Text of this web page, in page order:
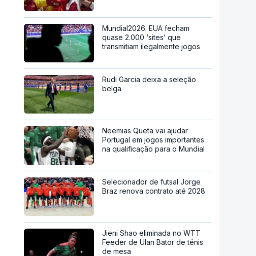
Mundial2026. EUA fecham
quase 2.000 ‘sites’ que
transmitiam ilegalmente jogos
Rudi Garcia deixa a seleção
belga
Neemias Queta vai ajudar
Portugal em jogos importantes
na qualificação para o Mundial
Selecionador de futsal Jorge
Braz renova contrato até 2028
Jieni Shao eliminada no WTT
Feeder de Ulan Bator de ténis
de mesa